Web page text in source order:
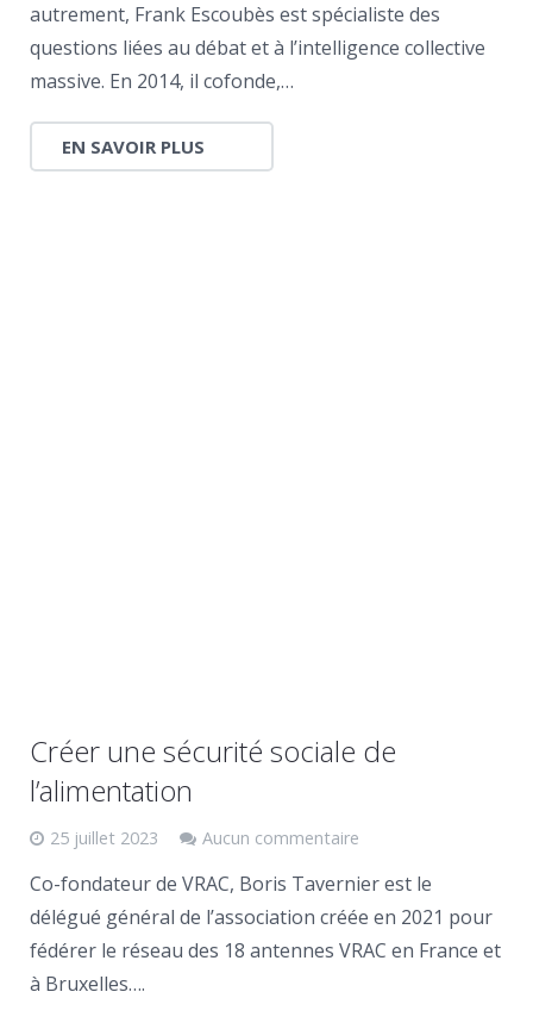
autrement, Frank Escoubès est spécialiste des
questions liées au débat et à l’intelligence collective
massive. En 2014, il cofonde,…
EN SAVOIR PLUS
Créer une sécurité sociale de
l’alimentation
25 juillet 2023 Aucun commentaire
Co-fondateur de VRAC, Boris Tavernier est le
délégué général de l’association créée en 2021 pour
fédérer le réseau des 18 antennes VRAC en France et
à Bruxelles….